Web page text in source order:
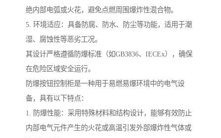
绝内部电弧或火花，避免点燃周围爆炸性混合物。
5. 环境适应：具备防腐、防水、防尘等功能，适用于潮
湿、腐蚀性等恶劣工况。
其设计严格遵循防爆标准（如GB3836、IECEx），确保
在危险区域安全运行。
防爆按钮控制柜是一种用于易燃易爆环境中的电气设
备，具有以下特点：
1. 防爆性能：采用特殊材料和结构设计，能够有效防止
内部电气元件产生的火花或高温引发外部爆炸性气体或